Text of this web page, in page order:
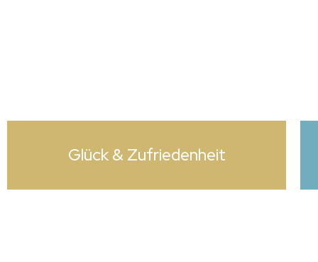
Glück & Zufrieden­heit